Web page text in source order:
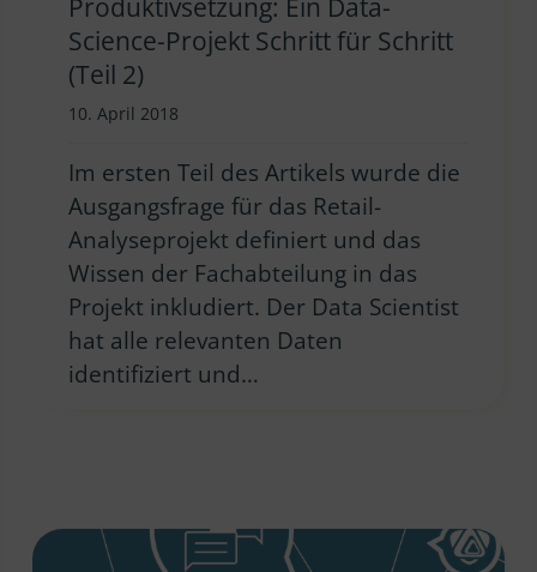
Produktivsetzung: Ein Data-
Science-Projekt Schritt für Schritt
(Teil 2)
10. April 2018
Im ersten Teil des Artikels wurde die
Ausgangsfrage für das Retail-
Analyseprojekt definiert und das
Wissen der Fachabteilung in das
Projekt inkludiert. Der Data Scientist
hat alle relevanten Daten
identifiziert und…